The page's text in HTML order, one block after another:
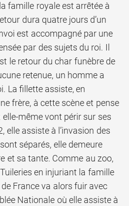
famille royale est arrêtée à
dura quatre jours d’un
est accompagné par une
par des sujets du roi. Il
le retour du char funèbre de
retenue, un homme a
La fillette assiste, en
frère, à cette scène et pense
même vont périr sur ses
elle assiste à l’invasion des
séparés, elle demeure
et sa tante. Comme au zoo,
en injuriant la famille
France va alors fuir avec
Nationale où elle assiste à